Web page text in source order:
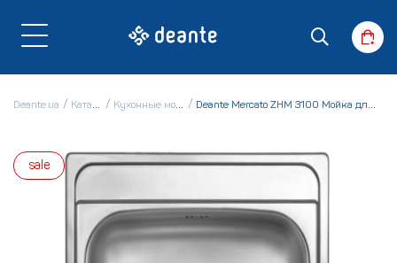
Deante.ua Каталог Кухонные мойки Deante Mercato ZHM 3100 Мойка для кухни
sale